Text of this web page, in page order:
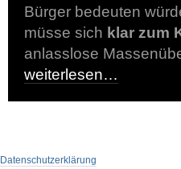
Bürger bedeuten
müsse sich klar zum
anlasslose
weiterlesen…
Datenschutzerklärung